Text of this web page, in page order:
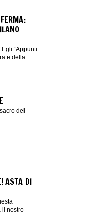
gli “Appunti
e della
del
ASTA DI
il nostro